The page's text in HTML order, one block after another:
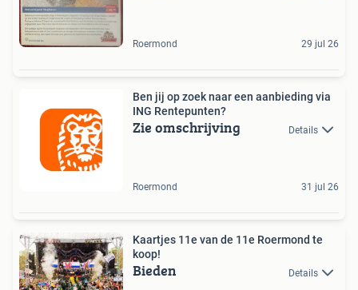
Roermond 29 jul 26
Ben jij op zoek naar een aanbieding via
ING Rentepunten?
Zie omschrijving Details
Roermond 31 jul 26
Kaartjes 11e van de 11e Roermond te
koop!
Bieden Details